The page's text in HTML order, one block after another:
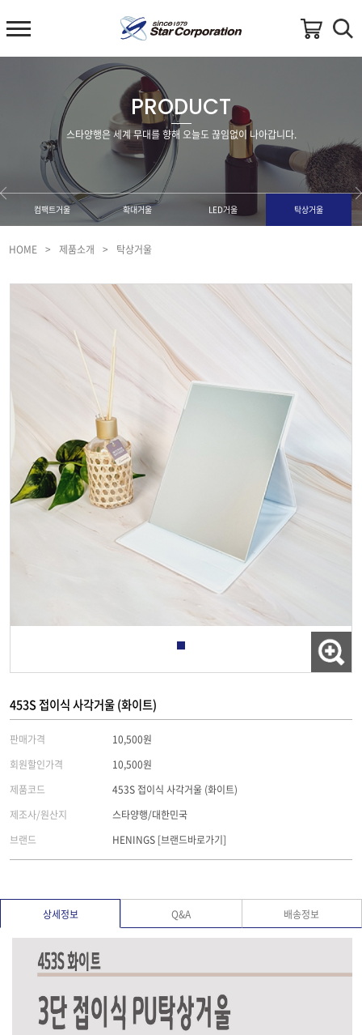
PRODUCT
스타양행은 세계 무대를 향해 오늘도 끊임없이 나아갑니다.
컴팩트거울 확대거울 LED거울 탁상거울
HOME > 제품소개 > 탁상거울
453S 접이식 사각거울 (화이트)
판매가격
10,500원
회원할인가격
10,500원
제품코드
453S 접이식 사각거울 (화이트)
제조사/원산지
스타양행/대한민국
브랜드
HENINGS [브랜드바로가기]
상세정보 Q&A 배송정보